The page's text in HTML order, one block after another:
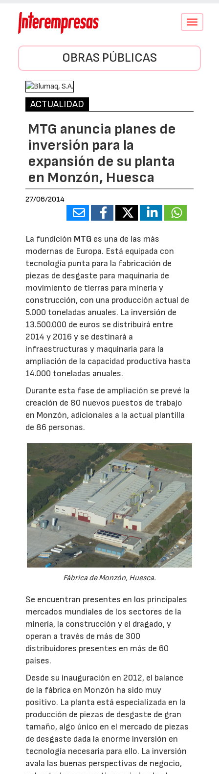
Conmutar
OBRAS PÚBLICAS
ACTUALIDAD
MTG anuncia planes de
inversión para la
expansión de su planta
en Monzón, Huesca
27/06/2014
La fundición MTG es una de las más
modernas de Europa. Está equipada con
tecnología punta para la fabricación de
piezas de desgaste para maquinaria de
movimiento de tierras para minería y
construcción, con una producción actual de
5.000 toneladas anuales. La inversión de
13.500.000 de euros se distribuirá entre
2014 y 2016 y se destinará a
infraestructuras y maquinaria para la
ampliación de la capacidad productiva hasta
14.000 toneladas anuales.
Durante esta fase de ampliación se prevé la
creación de 80 nuevos puestos de trabajo
en Monzón, adicionales a la actual plantilla
de 86 personas.
Fábrica de Monzón, Huesca.
Se encuentran presentes en los principales
mercados mundiales de los sectores de la
minería, la construcción y el dragado, y
operan a través de más de 300
distribuidores presentes en más de 60
países.
Desde su inauguración en 2012, el balance
de la fábrica en Monzón ha sido muy
positivo. La planta está especializada en la
producción de piezas de desgaste de gran
tamaño, algo único en el mercado de piezas
de desgaste dada la enorme inversión en
tecnología necesaria para ello. La inversión
avala las buenas perspectivas de negocio,